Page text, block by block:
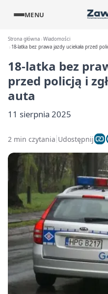
MENU
Strona główna Wiadomości
18-latka bez prawa jazdy uciekała przed
18-latka bez
przed policją i
auta
11 sierpnia 2025
2 min czytania Udostępnij